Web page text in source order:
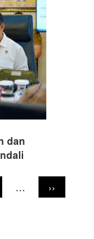
dan
…
Next
page
››